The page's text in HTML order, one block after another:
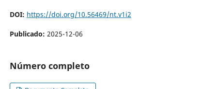
DOI: https://doi.org/10.56469/nt.v1i2
Publicado: 2025-12-06
Número completo